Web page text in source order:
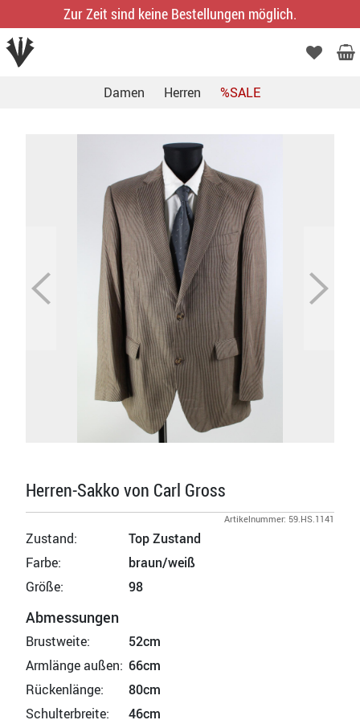
Zur Zeit sind keine Bestellungen möglich.
Damen Herren %SALE
Herren-Sakko von Carl Gross
Artikelnummer: 59.HS.1141
Zustand:
Top Zustand
Farbe:
braun/weiß
Größe:
98
Abmessungen
Brustweite:
52cm
Armlänge außen: 66cm
Rückenlänge:
80cm
Schulterbreite:
46cm